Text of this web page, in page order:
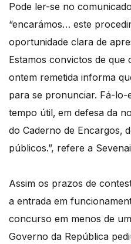
Pode ler-se no
“encarámos… este
oportunidade clara de
Estamos convictos de que
ontem remetida informa
para se pronunciar. Fá-lo-
tempo útil‚ em defesa da
do Caderno de Encargos‚
públicos.”, refere a
Assim os prazos de
a entrada em
concurso em menos de
Governo da República